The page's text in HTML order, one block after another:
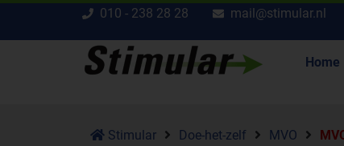
010 - 238 28 28 mail@stimular.nl
Home
Stimular Doe-het-zelf MVO